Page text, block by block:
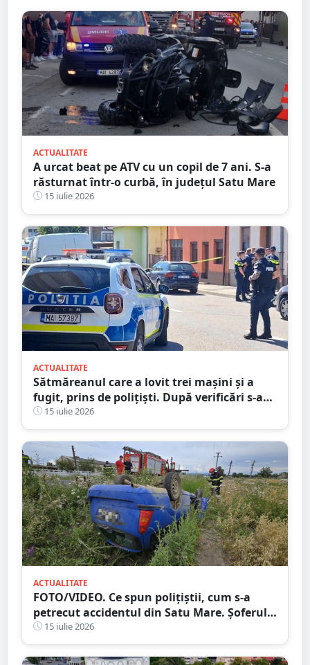
ACTUALITATE
A urcat beat pe ATV cu un copil de 7 ani. S-a
răsturnat într-o curbă, în județul Satu Mare
15 iulie 2026
ACTUALITATE
Sătmăreanul care a lovit trei mașini și a
fugit, prins de polițiști. După verificări s-a
ales și cu dosar penal
15 iulie 2026
ACTUALITATE
FOTO/VIDEO. Ce spun polițiștii, cum s-a
petrecut accidentul din Satu Mare. Șoferul a
ajuns cu mașina răsturnată în șanț
15 iulie 2026